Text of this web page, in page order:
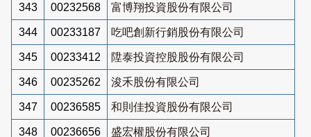
343 00232568 富博翔投資股份有限公司
344 00233187 吃吧創新行銷股份有限公司
345 00233412 陞泰投資控股股份有限公司
346 00235262 浚禾股份有限公司
347 00236585 和則佳投資股份有限公司
348 00236656 盛宏權股份有限公司